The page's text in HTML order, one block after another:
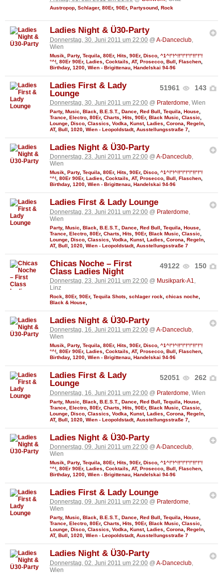
Austropop Schlager, 80Er, 90Er, Partysound Rock
Ladies Night & Ü30-Party
Donnerstag, 30. Juni 2011 um 22:00 @ A-Danceclub
Wien
Musik Party, Tequila 80Er, Hits 90Er, Disco ^1^!°!^!!°!°!°!°!!°!°!
°^! 80Er 90Er, Ladies Cocktails AT, Prosecco Bull Flaschen
Birthday, 1200 Wien - Brigittenau Handelskai 94-96
51961 143
Ladies First & Lady
Lounge
Donnerstag, 30. Juni 2011 um 22:00 @ Praterdome, Wien
Party, Music Black B.E.S.T. Dance Red Bull Tequila House
Trance Electro 80Er, Charts Hits 90Er, Black Music Classic
Lounge Disco Classics Vodka Kunst, Ladies Corona Regeln
AT, Bull 1020 Wien - Leopoldstadt, Ausstellungsstraße 7
Ladies Night & Ü30-Party
Donnerstag, 23. Juni 2011 um 22:00 @ A-Danceclub,
Wien
Musik, Party, Tequila, 80Er, Hits, 90Er, Disco, ^1^!°!^!!°!°!°!°!!°!°!
°^!, 80Er 90Er, Ladies, Cocktails, AT, Prosecco, Bull, Flaschen,
Birthday, 1200, Wien - Brigittenau, Handelskai 94-96
Ladies First & Lady Lounge
Donnerstag, 23. Juni 2011 um 22:00 @ Praterdome
Wien
Party, Music Black B.E.S.T. Dance Red Bull Tequila House
Trance Electro 80Er, Charts Hits 90Er, Black Music Classic
Lounge Disco Classics Vodka Kunst, Ladies Corona Regeln
AT, Bull 1020 Wien - Leopoldstadt, Ausstellungsstraße 7
49122 150
Chicas Noche – First
Class Ladies Night
Donnerstag, 23. Juni 2011 um 22:00 @ Musikpark-A1,
Linz
Rock 80Er, 90Er, Tequila Shots schlager rock chicas noche
Black & House
Ladies Night & Ü30-Party
Donnerstag, 16. Juni 2011 um 22:00 @ A-Danceclub,
Wien
Musik, Party, Tequila, 80Er, Hits, 90Er, Disco, ^1^!°!^!!°!°!°!°!!°!°!
°^!, 80Er 90Er, Ladies, Cocktails, AT, Prosecco, Bull , Flaschen,
Birthday, 1200, Wien - Brigittenau, Handelskai 94-96
52051 262
Ladies First & Lady
Lounge
Donnerstag, 16. Juni 2011 um 22:00 @ Praterdome , Wien
Party, Music Black B.E.S.T. Dance Red Bull Tequila House
Trance Electro 80Er, Charts Hits 90Er, Black Music Classic
Lounge Disco Classics Vodka Kunst, Ladies Corona Regeln
AT, Bull 1020 Wien - Leopoldstadt, Ausstellungsstraße 7
Ladies Night & Ü30-Party
Donnerstag, 09. Juni 2011 um 22:00 @ A-Danceclub,
Wien
Musik Party, Tequila 80Er, Hits 90Er, Disco ^1^!°!^!!°!°!°!°!!°!°!
°^! 80Er 90Er, Ladies Cocktails AT, Prosecco Bull Flaschen
Birthday, 1200 Wien - Brigittenau Handelskai 94-96
Ladies First & Lady Lounge
Donnerstag, 09. Juni 2011 um 22:00 @ Praterdome,
Wien
Party, Music, Black, B.E.S.T., Dance, Red Bull , Tequila, House,
Trance, Electro, 80Er, Charts, Hits, 90Er, Black Music, Classic,
Lounge, Disco, Classics, Vodka, Kunst, Ladies, Corona, Regeln,
AT, Bull , 1020, Wien - Leopoldstadt, Ausstellungsstraße 7
Ladies Night & Ü30-Party
Donnerstag, 02. Juni 2011 um 22:00 @ A-Danceclub,
Wien